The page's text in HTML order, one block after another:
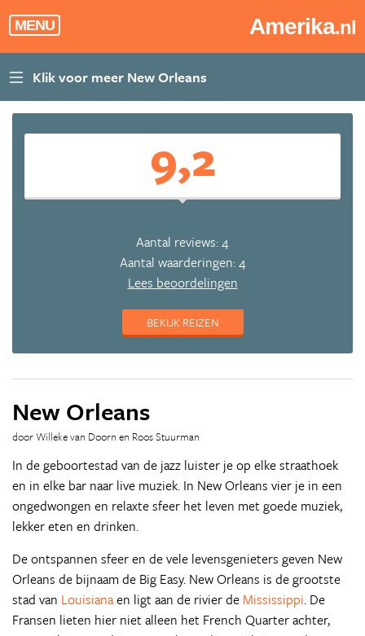
MENU Amerika.nl
9,2
Aantal reviews: 4
Aantal waarderingen: 4
Lees beoordelingen
BEKIJK REIZEN
New Orleans
door Willeke van Doorn en Roos Stuurman
In de geboortestad van de jazz luister je op elke straathoek
en in elke bar naar live muziek. In New Orleans vier je in een
ongedwongen en relaxte sfeer het leven met goede muziek,
lekker eten en drinken.
De ontspannen sfeer en de vele levensgenieters geven New
Orleans de bijnaam de Big Easy. New Orleans is de grootste
stad van Louisianaen ligt aan de rivier de Mississippi. De
Fransen lieten hier niet alleen het French Quarter achter,